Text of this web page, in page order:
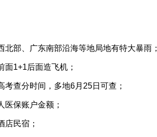
部、广东南部沿海等地局地有特大暴雨；
1+1后面造飞机；
查分时间，多地6月25日可查；
保账户金额；
店民宿；